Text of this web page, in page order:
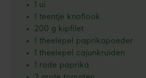
1 ui
1 teentje knoflook
200 g kipfilet
1 theelepel paprikapoeder
1 theelepel cajunkruiden
1 rode paprika